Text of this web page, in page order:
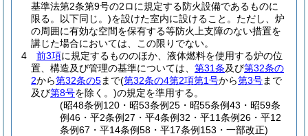
基準法第2条第9号の2ロに規定する防火設備であるものに
限る。以下同じ。)を設けた室内に設けること。 ただし、炉
の周囲に有効な空間を保有する等防火上支障のない措置を
講じた場合においては、この限りでない。
4
前3項に規定するもののほか、液体燃料を使用する炉の位
置、構造及び管理の基準については、 第31条及び第32条の
2から第32条の5まで(第32条の4第2項第1号から第3号まで
及び第8号を除く。)の規定を準用する。
(昭48条例120・昭53条例25・昭55条例43・昭59条
例46・平2条例27・平4条例32・平11条例26・平12
条例67・平14条例58・平17条例153・一部改正)